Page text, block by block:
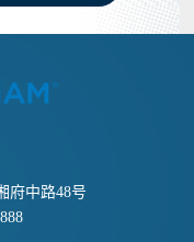
府中路48号